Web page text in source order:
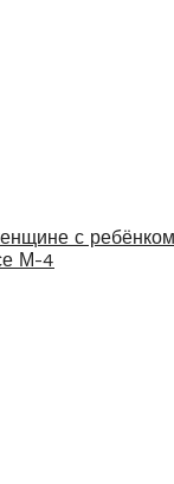
с
М-4